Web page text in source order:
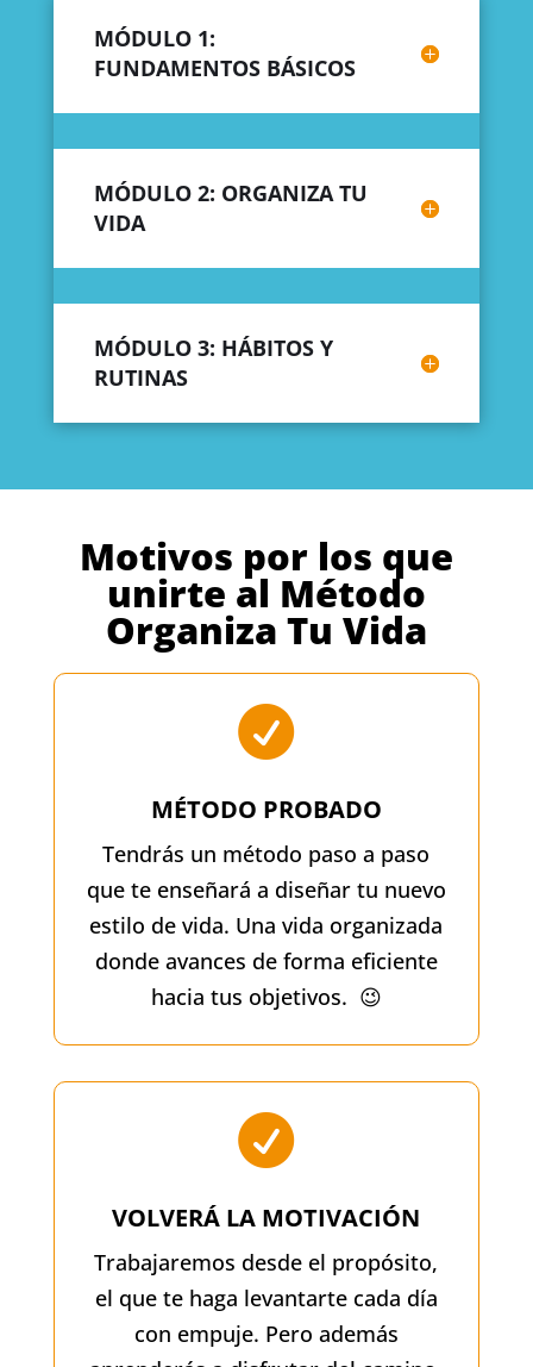
MÓDULO 1:
FUNDAMENTOS BÁSICOS
MÓDULO 2: ORGANIZA TU
VIDA
MÓDULO 3: HÁBITOS Y
RUTINAS
Motivos por los que
unirte al Método
Organiza Tu Vida

MÉTODO PROBADO
Tendrás un método paso a paso
que te enseñará a diseñar tu nuevo
estilo de vida. Una vida organizada
donde avances de forma eficiente
hacia tus objetivos. 😉

VOLVERÁ LA MOTIVACIÓN
Trabajaremos desde el propósito,
el que te haga levantarte cada día
con empuje. Pero además